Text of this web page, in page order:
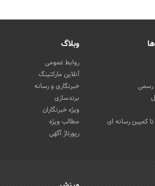
رسمی
تا کمپین رسانه ای
وبلاگ
روابط عمومی
آنلاین مارکتینگ
خبرنگاری و رسانه
برندسازی
ویژه خبرنگاران
مطالب ویژه
رپورتاژ آگهی